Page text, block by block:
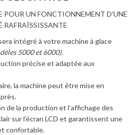
POUR UN FONCTIONNEMENT D'UNE
RAFRAÎSSISSANTE
intégré à votre machine à glace
5000 et 6000).
précise et adaptée aux
la machine peut être mise en
de la production et l’affichage des
sur l’écran LCD et garantissent une
confortable.